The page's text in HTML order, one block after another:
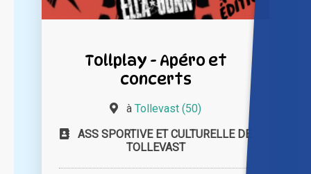
Tollplay - Apéro et
concerts
à Tollevast (50)
ASS SPORTIVE ET CULTURELLE DE
TOLLEVAST